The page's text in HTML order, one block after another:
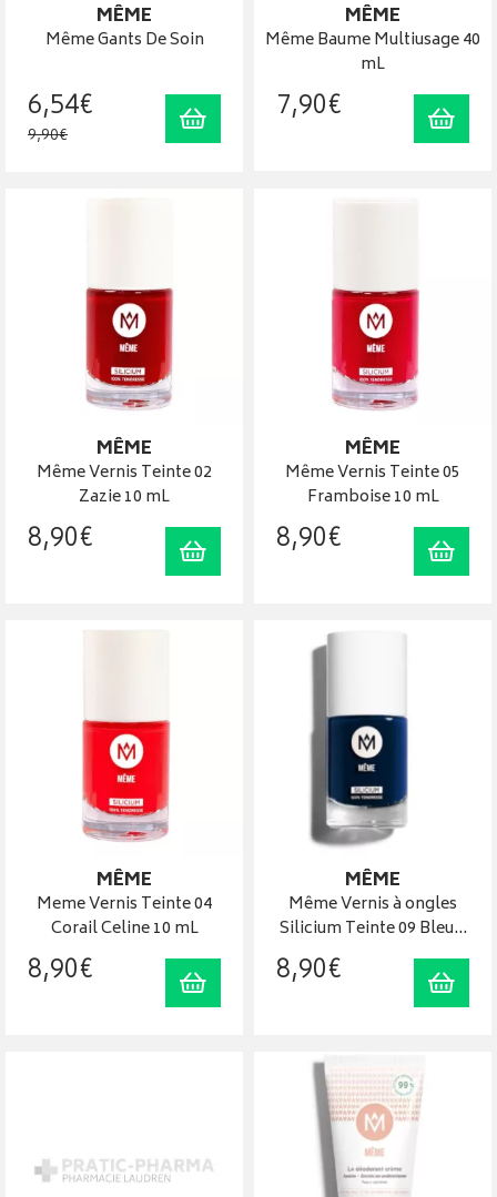
MÊME
Même Gants De Soin
6,54€
9,90€
Ajouter au panier
MÊME
Même Baume Multiusage 40
mL
7,90€
MÊME
Même Vernis Teinte 02
Zazie 10 mL
8,90€ Ajouter au panier
MÊME
Même Vernis Teinte 05
Framboise 10 mL
8,90€
MÊME
Meme Vernis Teinte 04
Corail Celine 10 mL
8,90€ Ajouter au panier
MÊME
Même Vernis à ongles
Silicium Teinte 09 Bleu…
8,90€